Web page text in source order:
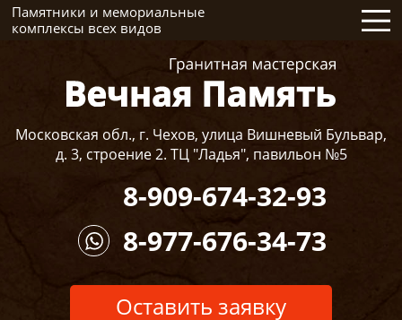
Памятники и мемориальные
комплексы всех видов
Московская обл., г. Чехов, улица Вишневый Бульвар,
д. 3, строение 2. ТЦ "Ладья", павильон №5
8-909-674-32-93
8-977-676-34-73
Оставить заявку